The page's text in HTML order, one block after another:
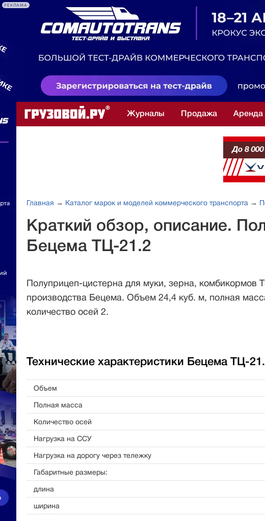
РЕКЛАМА
Журналы Продажа Аренда
Главная → Каталог марок и моделей коммерческого транспорта →
Краткий обзор, описание.
Бецема ТЦ-21.2
Полуприцеп-цистерна для муки, зерна, комбикормов
производства Бецема. Объем 24,4 куб. м, полная
количество осей 2.
Технические характеристики Бецема ТЦ-
Объем
Полная масса
Количество осей
Нагрузка на ССУ
Нагрузка на дорогу через тележку
Габаритные размеры:
длина
ширина